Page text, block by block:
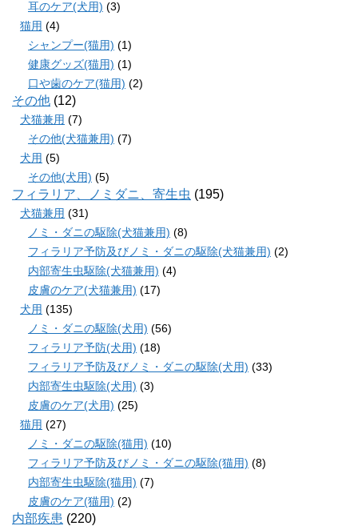
耳のケア(犬用) (3)
猫用 (4)
シャンプー(猫用) (1)
健康グッズ(猫用) (1)
口や歯のケア(猫用) (2)
その他 (12)
犬猫兼用 (7)
その他(犬猫兼用) (7)
犬用 (5)
その他(犬用) (5)
フィラリア、ノミダニ、寄生虫 (195)
犬猫兼用 (31)
ノミ・ダニの駆除(犬猫兼用) (8)
フィラリア予防及びノミ・ダニの駆除(犬猫兼用) (2)
内部寄生虫駆除(犬猫兼用) (4)
皮膚のケア(犬猫兼用) (17)
犬用 (135)
ノミ・ダニの駆除(犬用) (56)
フィラリア予防(犬用) (18)
フィラリア予防及びノミ・ダニの駆除(犬用) (33)
内部寄生虫駆除(犬用) (3)
皮膚のケア(犬用) (25)
猫用 (27)
ノミ・ダニの駆除(猫用) (10)
フィラリア予防及びノミ・ダニの駆除(猫用) (8)
内部寄生虫駆除(猫用) (7)
皮膚のケア(猫用) (2)
内部疾患 (220)